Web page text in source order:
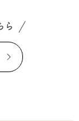
ら